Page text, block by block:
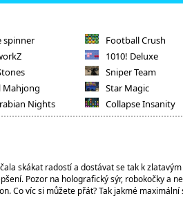
spinner
Mahjong
Nights
Football Crush
1010! Deluxe
Sniper Team
Star Magic
Collapse Insanity
skákat radostí a dostávat se tak k zlatavým
Pozor na holografický sýr, robokočky a
Co víc si můžete přát? Tak jakmé maximální